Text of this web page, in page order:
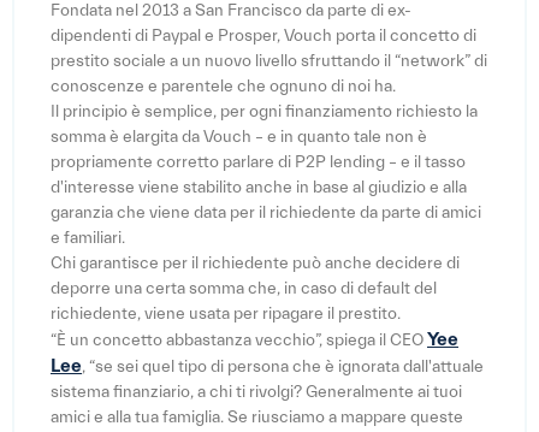
Fondata nel 2013 a San Francisco da parte di ex-
dipendenti di Paypal e Prosper, Vouch porta il concetto di
prestito sociale a un nuovo livello sfruttando il “network” di
conoscenze e parentele che ognuno di noi ha.
Il principio è semplice, per ogni finanziamento richiesto la
somma è elargita da Vouch – e in quanto tale non è
propriamente corretto parlare di P2P lending – e il tasso
d'interesse viene stabilito anche in base al giudizio e alla
garanzia che viene data per il richiedente da parte di amici
e familiari.
Chi garantisce per il richiedente può anche decidere di
deporre una certa somma che, in caso di default del
richiedente, viene usata per ripagare il prestito.
“È un concetto abbastanza vecchio”, spiega il CEOYee
Lee, “se sei quel tipo di persona che è ignorata dall'attuale
sistema finanziario, a chi ti rivolgi? Generalmente ai tuoi
amici e alla tua famiglia. Se riusciamo a mappare queste